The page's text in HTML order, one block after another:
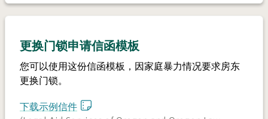
更换门锁申请信函模板
您可以使用这份信函模板，因家庭暴力情况要求房东
更换门锁。
下载示例信件